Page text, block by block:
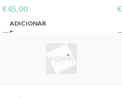
€45,00
ADICIONAR
€